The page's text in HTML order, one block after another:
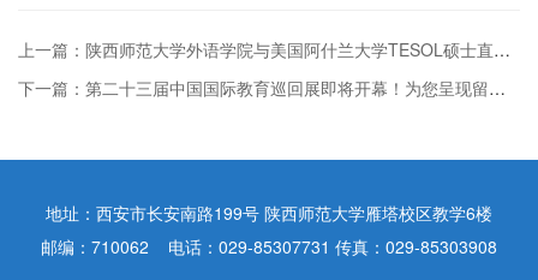
上一篇：陕西师范大学外语学院与美国阿什兰大学TESOL硕士直通车项目公告
下一篇：第二十三届中国国际教育巡回展即将开幕！为您呈现留学饕餮盛宴！
地址：西安市长安南路199号 陕西师范大学雁塔校区教学6楼
邮编：710062 电话：029-85307731 传真：029-85303908